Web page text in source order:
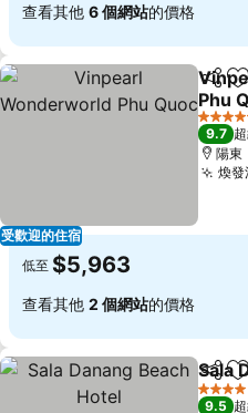
查看其他 6 個網站的價格
受歡迎的住宿
分享
Phu
5 星級
9.7
陽東
煥發
低至 $5,963
查看其他 2 個網站的價格
分享
Sala
4 星級
9.5